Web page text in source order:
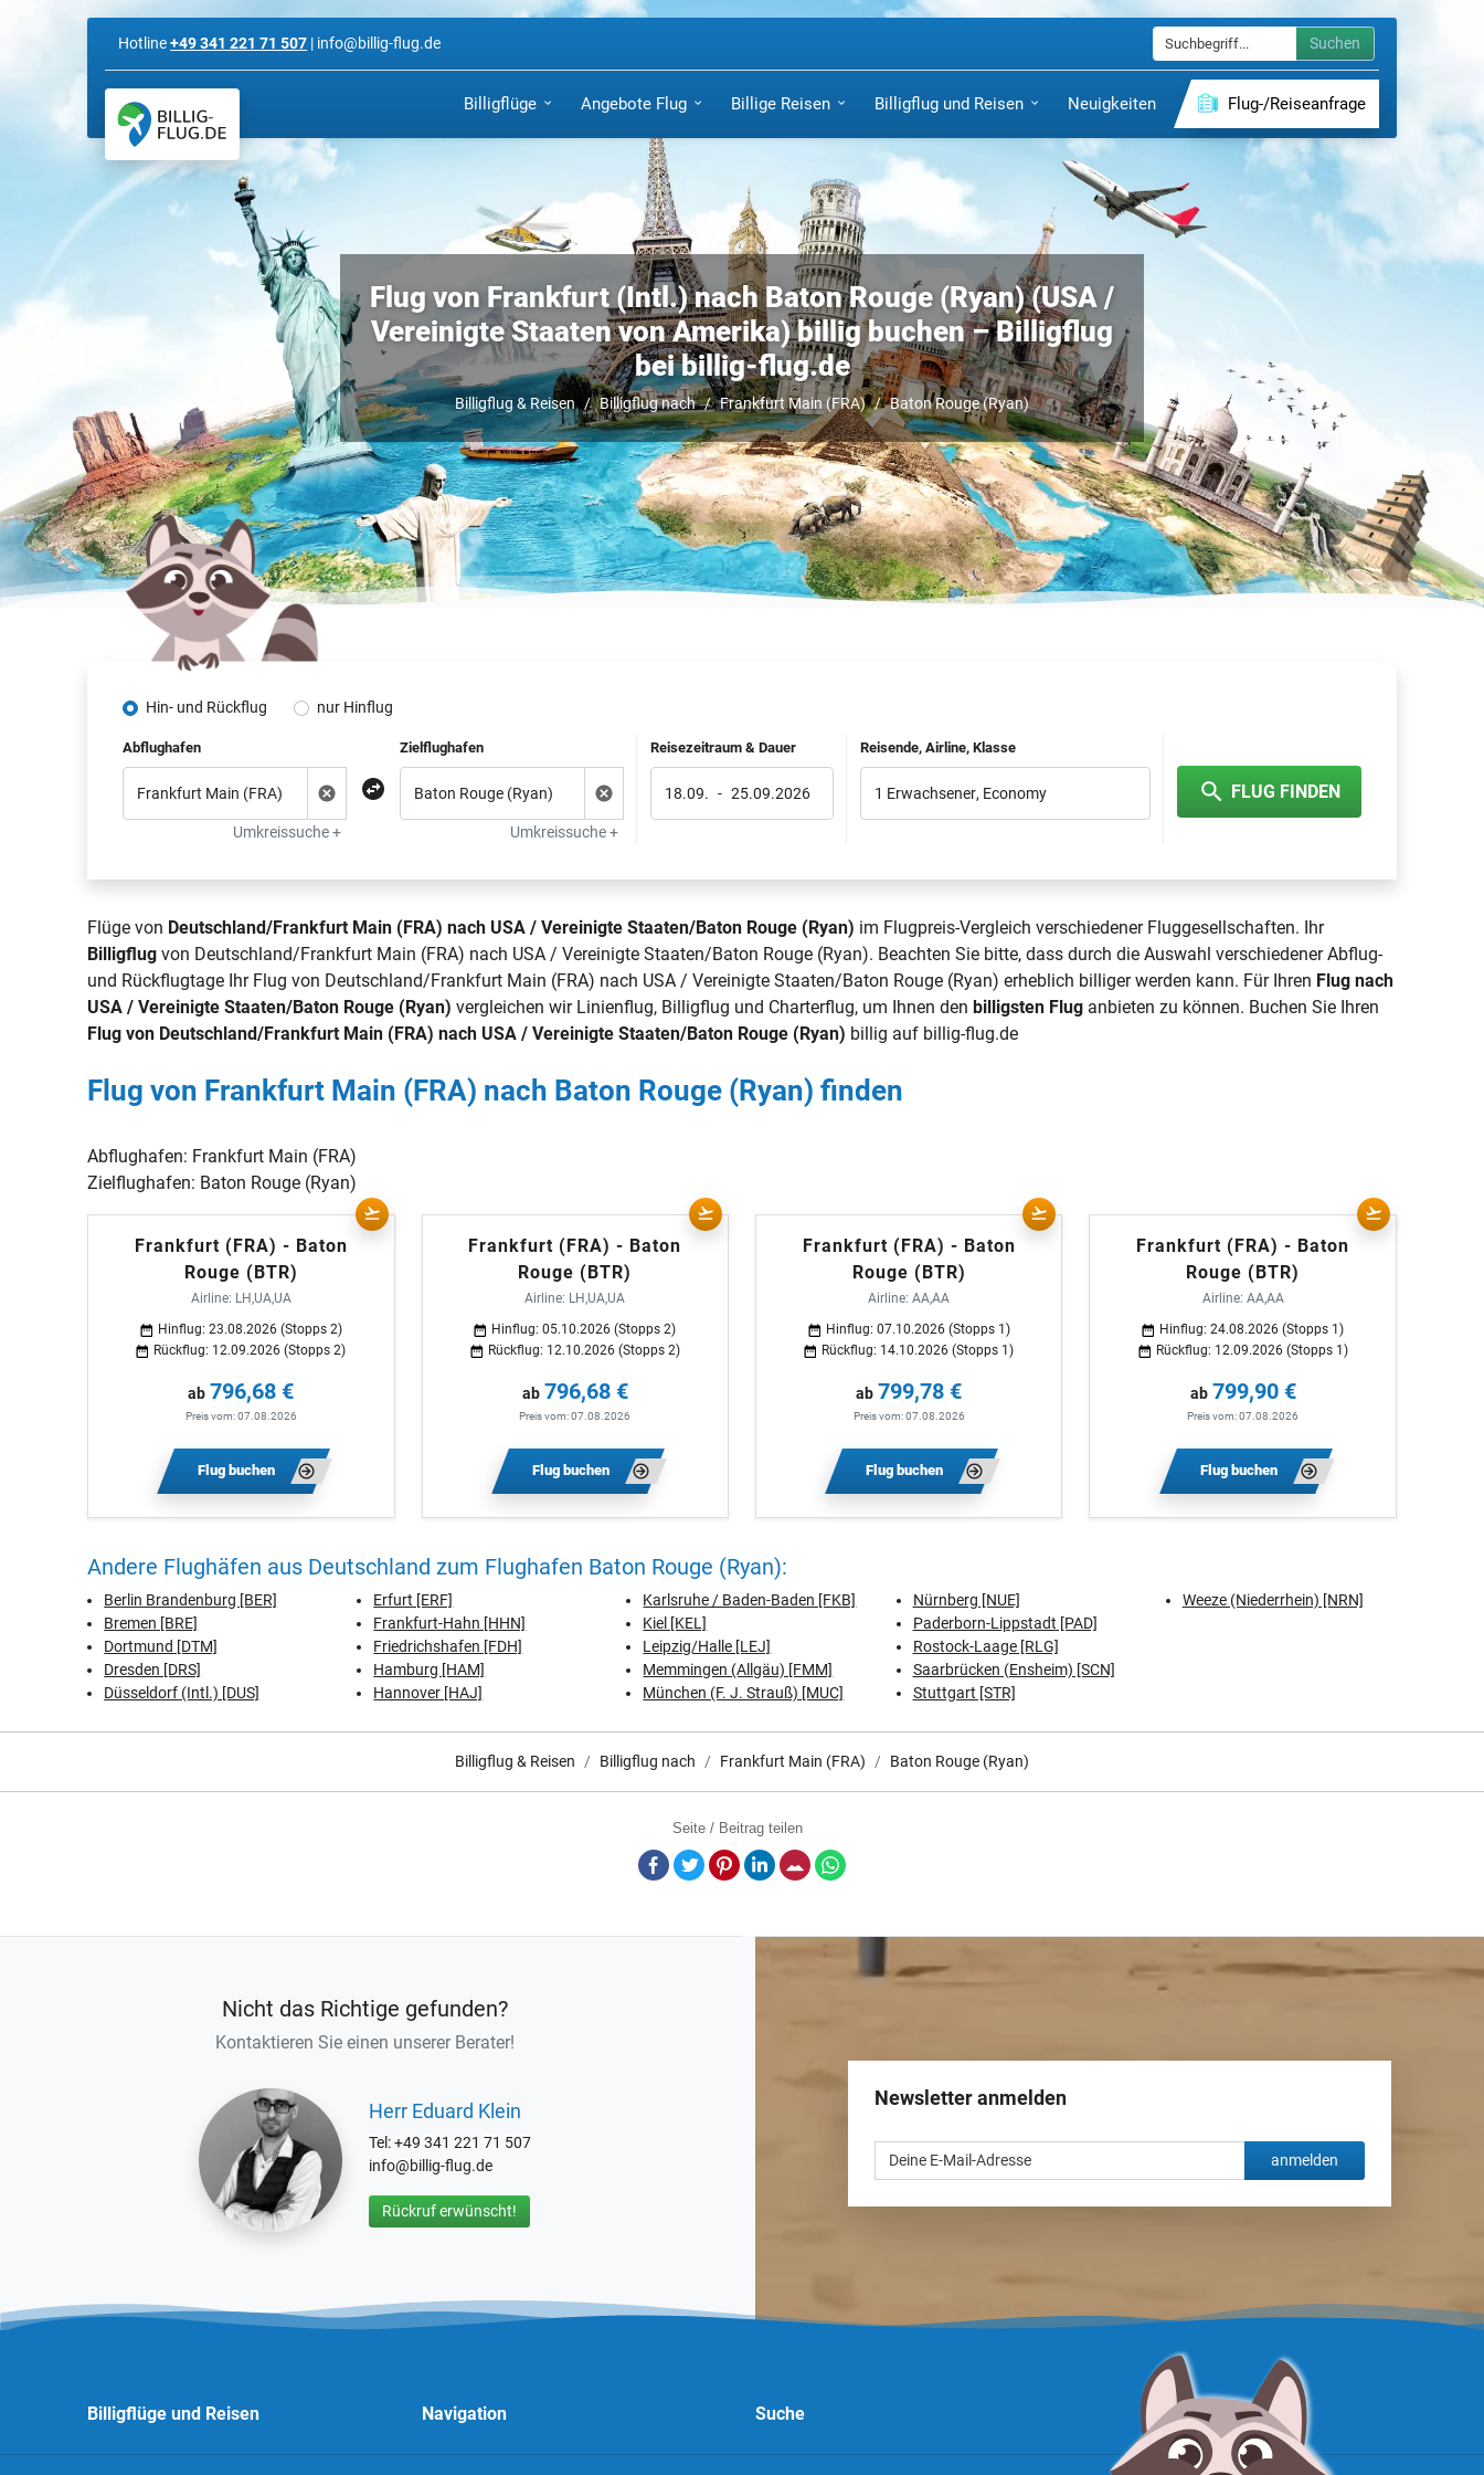
Hotline+49 341 221 71 507 | info@billig-flug.de Suchen
Billigflüge Angebote Flug Billige Reisen Billigflug und Reisen Neuigkeiten Flug-/Reiseanfrage
Flug von Frankfurt (Intl.) nach Baton Rouge (Ryan) (USA /
Vereinigte Staaten von Amerika) billig buchen – Billigflug
bei billig-flug.de
Billigflug & Reisen Billigflug nach Frankfurt Main (FRA) Baton Rouge (Ryan)
Hin- und Rückflug nur Hinflug
Abflughafen
Umkreissuche +
Zielflughafen
Umkreissuche +
Reisezeitraum & Dauer
18.09. - 25.09.2026
Reisende, Airline, Klasse
1 Erwachsener, Economy FLUG FINDEN
Flüge von Deutschland/Frankfurt Main (FRA) nach USA / Vereinigte Staaten/Baton Rouge (Ryan) im Flugpreis-Vergleich verschiedener Fluggesellschaften. Ihr
Billigflug von Deutschland/Frankfurt Main (FRA) nach USA / Vereinigte Staaten/Baton Rouge (Ryan). Beachten Sie bitte, dass durch die Auswahl verschiedener Abflug-
und Rückflugtage Ihr Flug von Deutschland/Frankfurt Main (FRA) nach USA / Vereinigte Staaten/Baton Rouge (Ryan) erheblich billiger werden kann. Für Ihren Flug nach
USA / Vereinigte Staaten/Baton Rouge (Ryan) vergleichen wir Linienflug, Billigflug und Charterflug, um Ihnen denbilligsten Flug anbieten zu können. Buchen Sie Ihren
Flug von Deutschland/Frankfurt Main (FRA) nach USA / Vereinigte Staaten/Baton Rouge (Ryan) billig auf billig-flug.de
Flug von Frankfurt Main (FRA) nach Baton Rouge (Ryan) finden
Abflughafen: Frankfurt Main (FRA)
Zielflughafen: Baton Rouge (Ryan)
Frankfurt (FRA) - Baton
Rouge (BTR)
Airline: LH,UA,UA
Hinflug: 23.08.2026 (Stopps 2)
Rückflug: 12.09.2026 (Stopps 2)
ab 796,68 €
Preis vom: 07.08.2026
Flug buchen
Frankfurt (FRA) - Baton
Rouge (BTR)
Airline: LH,UA,UA
Hinflug: 05.10.2026 (Stopps 2)
Rückflug: 12.10.2026 (Stopps 2)
ab 796,68 €
Preis vom: 07.08.2026
Flug buchen
Frankfurt (FRA) - Baton
Rouge (BTR)
Airline: AA,AA
Hinflug: 07.10.2026 (Stopps 1)
Rückflug: 14.10.2026 (Stopps 1)
ab 799,78 €
Preis vom: 07.08.2026
Flug buchen
Frankfurt (FRA) - Baton
Rouge (BTR)
Airline: AA,AA
Hinflug: 24.08.2026 (Stopps 1)
Rückflug: 12.09.2026 (Stopps 1)
ab 799,90 €
Preis vom: 07.08.2026
Flug buchen
Andere Flughäfen aus Deutschland zum Flughafen Baton Rouge (Ryan):
Berlin Brandenburg [BER]
Bremen [BRE]
Dortmund [DTM]
Dresden [DRS]
Düsseldorf (Intl.) [DUS]
Erfurt [ERF]
Frankfurt-Hahn [HHN]
Friedrichshafen [FDH]
Hamburg [HAM]
Hannover [HAJ]
Karlsruhe / Baden-Baden [FKB]
Kiel [KEL]
Leipzig/Halle [LEJ]
Memmingen (Allgäu) [FMM]
München (F. J. Strauß) [MUC]
Nürnberg [NUE]
Paderborn-Lippstadt [PAD]
Rostock-Laage [RLG]
Saarbrücken (Ensheim) [SCN]
Stuttgart [STR]
Weeze (Niederrhein) [NRN]
Billigflug & Reisen Billigflug nach Frankfurt Main (FRA) Baton Rouge (Ryan)
Seite / Beitrag teilen
Facebook
TwitterPinterestLinkedInE-Mail
Nicht das Richtige gefunden?
Kontaktieren Sie einen unserer Berater!
Herr Eduard Klein
Tel: +49 341 221 71 507
info@billig-flug.de
Rückruf erwünscht!
Newsletter anmelden
anmelden
Billigflüge und Reisen Navigation Suche